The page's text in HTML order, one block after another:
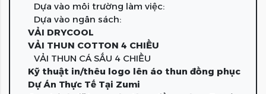
Dựa vào môi trường làm việc:
Dựa vào ngân sách:
VẢI DRYCOOL
VẢI THUN COTTON 4 CHIỀU
VẢI THUN CÁ SẤU 4 CHIỀU
Kỹ thuật in/thêu logo lên áo thun đồng phục
Dự Án Thực Tế Tại Zumi